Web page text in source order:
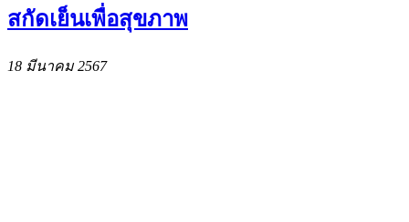
สกัดเย็นเพื่อสุขภาพ
18 มีนาคม 2567